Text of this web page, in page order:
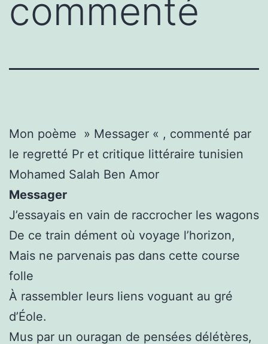
commenté
Mon poème » Messager « , commenté par
le regretté Pr et critique littéraire tunisien
Mohamed Salah Ben Amor
Messager
J’essayais en vain de raccrocher les wagons
De ce train dément où voyage l’horizon,
Mais ne parvenais pas dans cette course
folle
À rassembler leurs liens voguant au gré
d’Éole.
Mus par un ouragan de pensées délétères,